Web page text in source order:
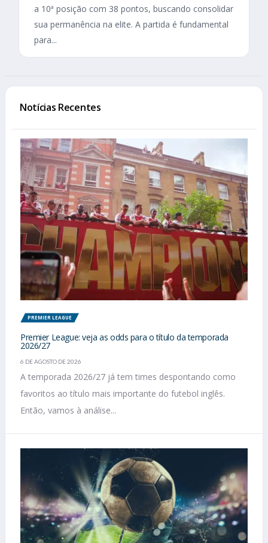
a 10ª posição com 38 pontos, buscando consolidar
sua permanência na elite. A partida é fundamental
para...
Notícias Recentes
PREMIER LEAGUE
Premier League: veja as odds para o título da temporada
2026/27
6 DE AGOSTO DE 2026
A temporada 2026/27 já tem times despontando como
favoritos ao título mais importante do futebol inglês.
Então, vamos à análise...